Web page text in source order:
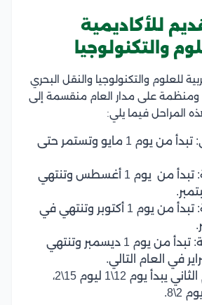
للأكاديمية
والتكنولوجيا
للعلوم والتكنولوجيا والنقل البحري
ومنظمة على مدار العام منقسمة إلى
المرحلة الأولى: تبدأ من يوم 1 مايو وتستمر حتى
المرحلة الثانية: تبدأ من يوم 1 أغسطس وتنتهي
المرحلة الثالثة: تبدأ من يوم 1 أكتوبر وتنتهي في
المرحلة الرابعة: تبدأ من يوم 1 ديسمبر وتنتهي
والتقديم للترم الثاني يبدأ يوم 12\1 ليوم 15\2،
2\8.